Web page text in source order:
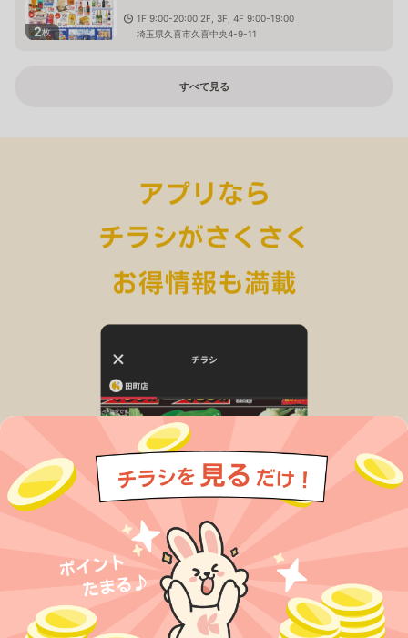
2枚
1F 9:00-20:00 2F, 3F, 4F 9:00-19:00
埼玉県久喜市久喜中央4-9-11
すべて見る